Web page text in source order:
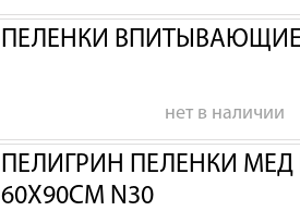
ПЕЛЕНКИ
нет в наличии
ПЕЛИГРИН ПЕЛЕНКИ
60Х90СМ N30